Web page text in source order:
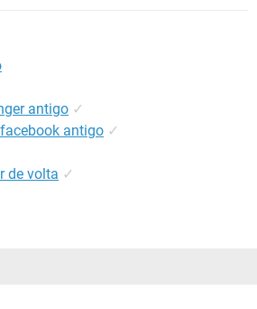
antigo ✓
antigo ✓
de volta ✓